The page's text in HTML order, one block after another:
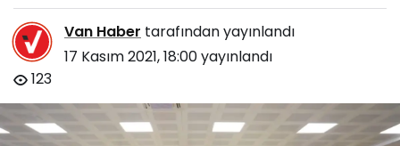
Van Haber tarafından yayınlandı
17 Kasım 2021, 18:00yayınlandı
123